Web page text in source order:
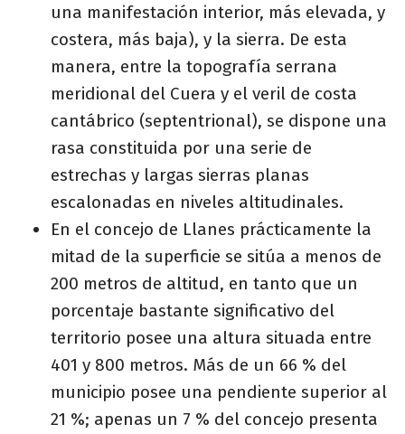
una manifestación interior, más elevada, y
costera, más baja), y la sierra. De esta
manera, entre la topografía serrana
meridional del Cuera y el veril de costa
cantábrico (septentrional), se dispone una
rasa constituida por una serie de
estrechas y largas sierras planas
escalonadas en niveles altitudinales.
En el concejo de Llanes prácticamente la
mitad de la superficie se sitúa a menos de
200 metros de altitud, en tanto que un
porcentaje bastante significativo del
territorio posee una altura situada entre
401 y 800 metros. Más de un 66 % del
municipio posee una pendiente superior al
21 %; apenas un 7 % del concejo presenta